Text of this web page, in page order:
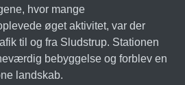
hvor mange
øget aktivitet, var der
til og fra Sludstrup. Stationen
bebyggelse og forblev en
landskab.